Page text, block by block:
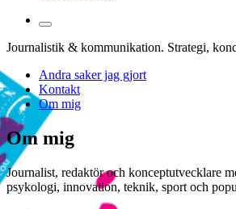
Toggle
the
search
Journalistik & kommunikation. Strategi,
Andra saker jag gjort
Kontakt
Om mig
Om mig
Journalist, redaktör och konceptutvecklare
psykologi, innovation, teknik, sport och